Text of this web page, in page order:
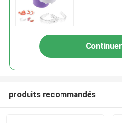
Continuer
produits recommandés